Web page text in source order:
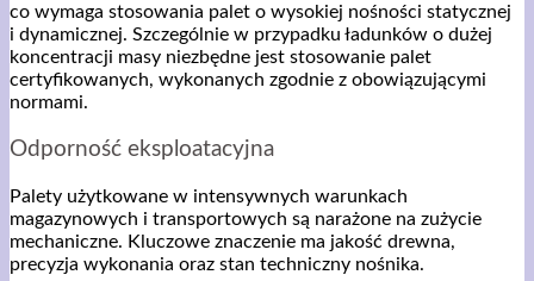
co wymaga stosowania palet o wysokiej nośności statycznej
i dynamicznej. Szczególnie w przypadku ładunków o dużej
koncentracji masy niezbędne jest stosowanie palet
certyfikowanych, wykonanych zgodnie z obowiązującymi
normami.
Odporność eksploatacyjna
Palety użytkowane w intensywnych warunkach
magazynowych i transportowych są narażone na zużycie
mechaniczne. Kluczowe znaczenie ma jakość drewna,
precyzja wykonania oraz stan techniczny nośnika.